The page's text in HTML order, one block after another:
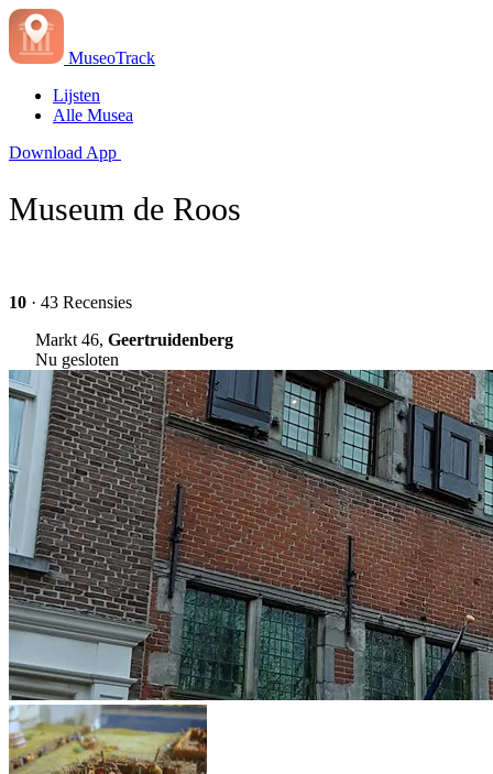
MuseoTrack
Lijsten
Alle Musea
Download App
Museum de Roos
10 · 43 Recensies
Markt 46, Geertruidenberg
Nu gesloten